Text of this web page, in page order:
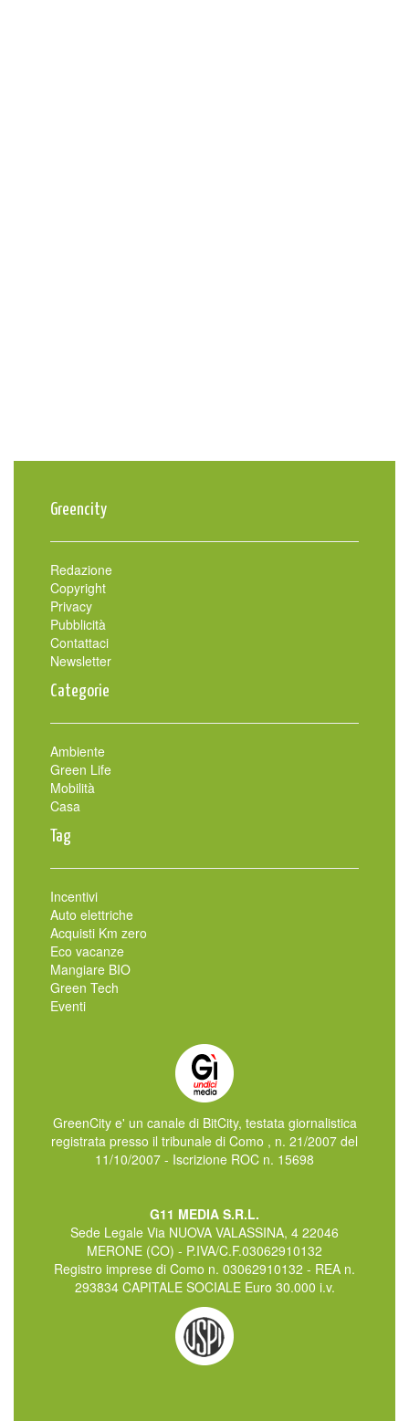
Greencity
Redazione
Copyright
Privacy
Pubblicità
Contattaci
Newsletter
Categorie
Ambiente
Green Life
Mobilità
Casa
Tag
Incentivi
Auto elettriche
Acquisti Km zero
Eco vacanze
Mangiare BIO
Green Tech
Eventi
GreenCity e' un canale di BitCity, testata giornalistica
registrata presso il tribunale di Como , n. 21/2007 del
11/10/2007 - Iscrizione ROC n. 15698
G11 MEDIA S.R.L.
Sede Legale Via NUOVA VALASSINA, 4 22046
MERONE (CO) - P.IVA/C.F.03062910132
Registro imprese di Como n. 03062910132 - REA n.
293834 CAPITALE SOCIALE Euro 30.000 i.v.